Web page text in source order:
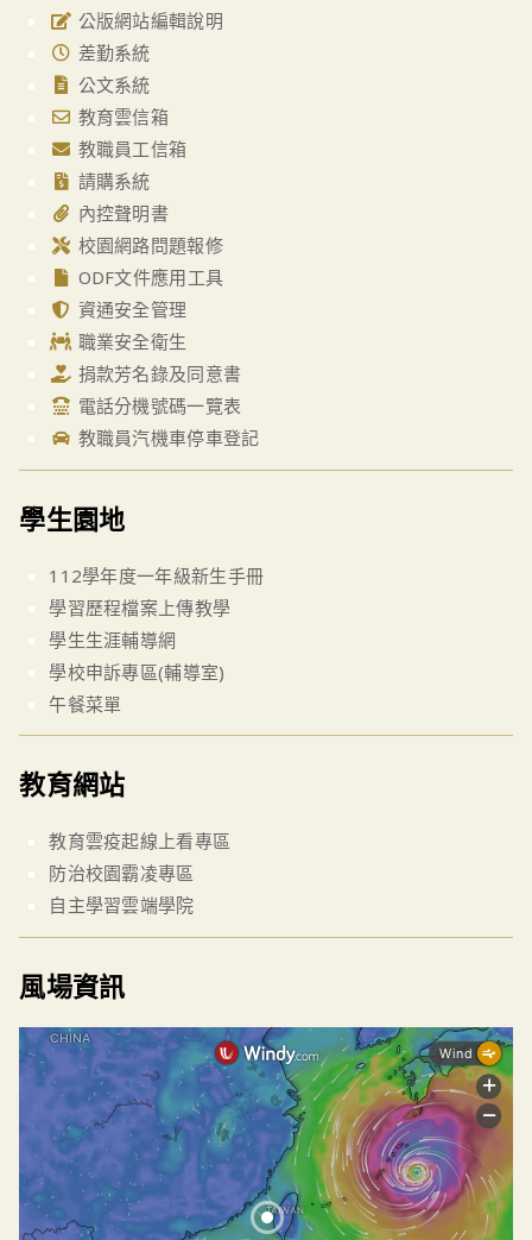
公版網站編輯說明
差勤系統
公文系統
教育雲信箱
教職員工信箱
請購系統
內控聲明書
校園網路問題報修
ODF文件應用工具
資通安全管理
職業安全衛生
捐款芳名錄及同意書
電話分機號碼一覽表
教職員汽機車停車登記
學生園地
112學年度一年級新生手冊
學習歷程檔案上傳教學
學生生涯輔導網
學校申訴專區(輔導室)
午餐菜單
教育網站
教育雲疫起線上看專區
防治校園霸凌專區
自主學習雲端學院
風場資訊